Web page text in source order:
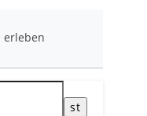
erleben